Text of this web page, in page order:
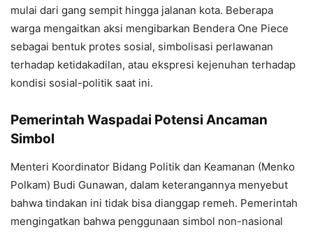
mulai dari gang sempit hingga jalanan kota. Beberapa
warga mengaitkan aksi mengibarkan Bendera One Piece
sebagai bentuk protes sosial, simbolisasi perlawanan
terhadap ketidakadilan, atau ekspresi kejenuhan terhadap
kondisi sosial-politik saat ini.
Pemerintah Waspadai Potensi Ancaman
Simbol
Menteri Koordinator Bidang Politik dan Keamanan (Menko
Polkam) Budi Gunawan, dalam keterangannya menyebut
bahwa tindakan ini tidak bisa dianggap remeh. Pemerintah
mengingatkan bahwa penggunaan simbol non-nasional